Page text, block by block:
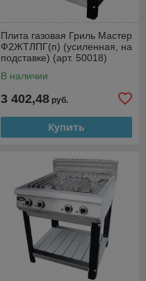
Плита газовая Гриль Мастер
Ф2ЖТЛПГ(п) (усиленная, на
подставке) (арт. 50018)
В наличии
3 402,48 руб.
Купить